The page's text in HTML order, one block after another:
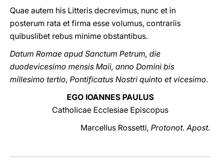
Quae autem his Litteris decrevimus, nunc et in
posterum rata et firma esse volumus, contrariis
quibuslibet rebus minime obstantibus.
Datum Romae apud Sanctum Petrum, die
duodevicesimo mensis Maii, anno Domini bis
millesimo tertio, Pontificatus Nostri quinto et vicesimo.
EGO IOANNES PAULUS
Catholicae Ecclesiae Episcopus
Marcellus Rossetti, Protonot. Apost.